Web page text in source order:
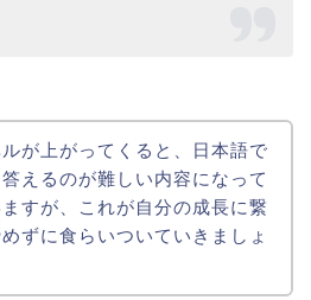
が上がってくると、日本語で
えるのが難しい内容になって
ますが、これが自分の成長に繋
ずに食らいついていきましょ